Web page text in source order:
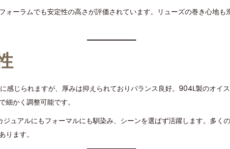
ォーラムでも安定性の高さが評価されています。リューズの巻き心地も
感じられますが、厚みは抑えられておりバランス良好。904L製のオイ
細かく調整可能です。
ュアルにもフォーマルにも馴染み、シーンを選ばず活躍します。多く
ります。